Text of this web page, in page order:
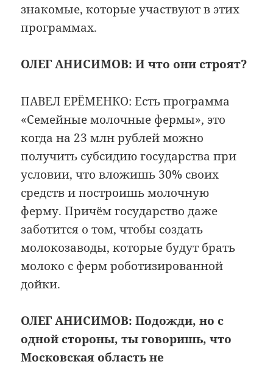
знакомые, которые участвуют в этих
программах.
ОЛЕГ АНИСИМОВ: И что они строят?
ПАВЕЛ ЕРЁМЕНКО: Есть программа
«Семейные молочные фермы», это
когда на 23 млн рублей можно
получить субсидию государства при
условии, что вложишь 30% своих
средств и построишь молочную
ферму. Причём государство даже
заботится о том, чтобы создать
молокозаводы, которые будут брать
молоко с ферм роботизированной
дойки.
ОЛЕГ АНИСИМОВ: Подожди, но с
одной стороны, ты говоришь, что
Московская область не